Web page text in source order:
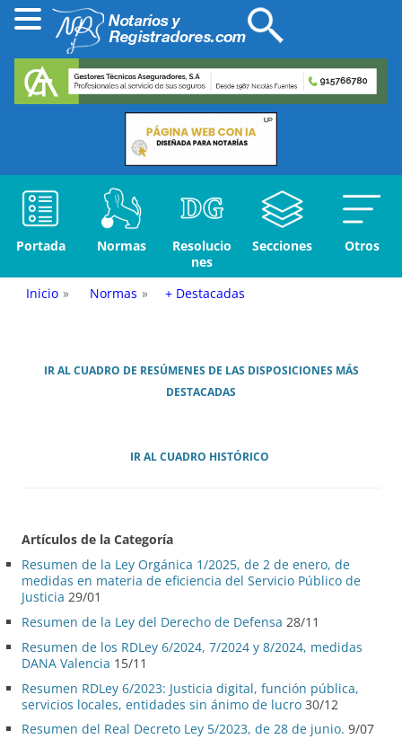
Portada Normas
Resolucio
nes
Secciones Otros
Inicio » Normas » + Destacadas
IR AL CUADRO DE RESÚMENES DE LAS DISPOSICIONES MÁS
DESTACADAS
IR AL CUADRO HISTÓRICO
Artículos de la Categoría
Resumen de la Ley Orgánica 1/2025, de 2 de enero, de
medidas en materia de eficiencia del Servicio Público de
Justicia 29/01
Resumen de la Ley del Derecho de Defensa 28/11
Resumen de los RDLey 6/2024, 7/2024 y 8/2024, medidas
DANA Valencia 15/11
Resumen RDLey 6/2023: Justicia digital, función pública,
servicios locales, entidades sin ánimo de lucro 30/12
Resumen del Real Decreto Ley 5/2023, de 28 de junio. 9/07